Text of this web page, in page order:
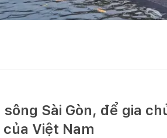
Sài Gòn, để gia
Việt Nam